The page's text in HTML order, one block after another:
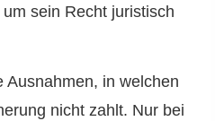
sein Recht juristisch
Ausnahmen, in welchen
nicht zahlt. Nur bei